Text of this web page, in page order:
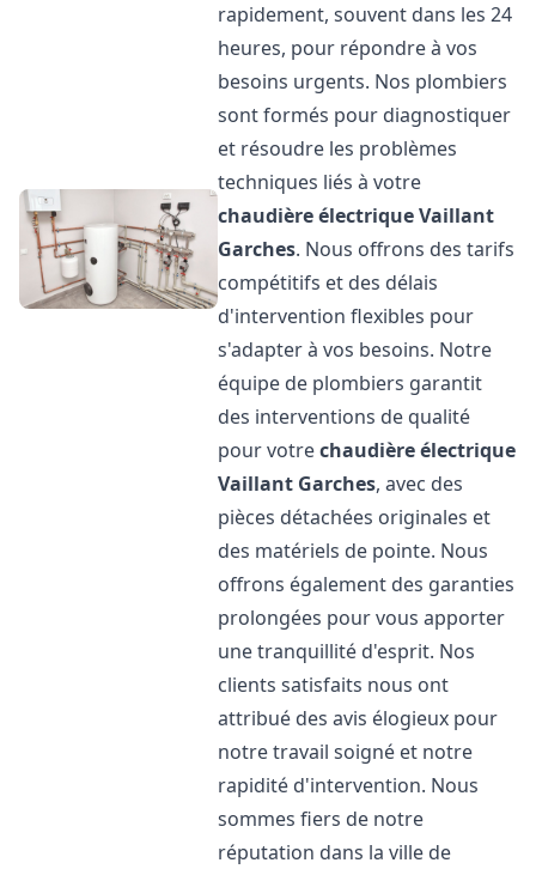
rapidement, souvent dans les 24
heures, pour répondre à vos
besoins urgents. Nos plombiers
sont formés pour diagnostiquer
et résoudre les problèmes
techniques liés à votre
chaudière électrique Vaillant
Garches. Nous offrons des tarifs
compétitifs et des délais
d'intervention flexibles pour
s'adapter à vos besoins. Notre
équipe de plombiers garantit
des interventions de qualité
pour votrechaudière électrique
Vaillant Garches, avec des
pièces détachées originales et
des matériels de pointe. Nous
offrons également des garanties
prolongées pour vous apporter
une tranquillité d'esprit. Nos
clients satisfaits nous ont
attribué des avis élogieux pour
notre travail soigné et notre
rapidité d'intervention. Nous
sommes fiers de notre
réputation dans la ville de